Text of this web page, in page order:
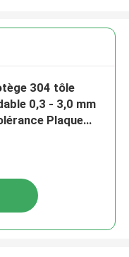
304 tôle
0,3 - 3,0 mm
Plaque